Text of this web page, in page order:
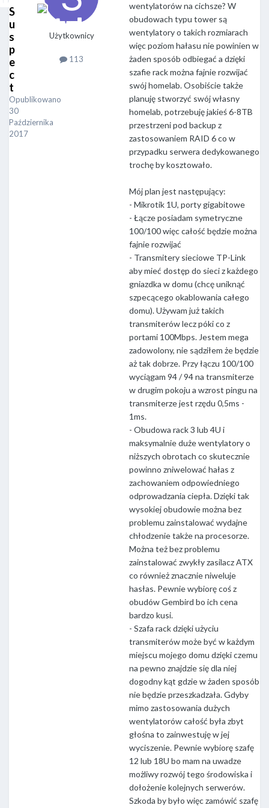
S
u
s
p
e
c
t
Opublikowano
30
Października
2017
Użytkownicy
113
wentylatorów na cichsze? W
obudowach typu tower są
wentylatory o takich rozmiarach
więc poziom hałasu nie powinien w
żaden sposób odbiegać a dzięki
szafie rack można fajnie rozwijać
swój homelab. Osobiście także
planuję stworzyć swój własny
homelab, potrzebuję jakieś 6-8TB
przestrzeni pod backup z
zastosowaniem RAID 6 co w
przypadku serwera dedykowanego
trochę by kosztowało.
Mój plan jest następujący:
- Mikrotik 1U, porty gigabitowe
- Łącze posiadam symetryczne
100/100 więc całość będzie można
fajnie rozwijać
- Transmitery sieciowe TP-Link
aby mieć dostęp do sieci z każdego
gniazdka w domu (chcę uniknąć
szpecącego okablowania całego
domu). Używam już takich
transmiterów lecz póki co z
portami 100Mbps. Jestem mega
zadowolony, nie sądziłem że będzie
aż tak dobrze. Przy łączu 100/100
wyciągam 94 / 94 na transmiterze
w drugim pokoju a wzrost pingu na
transmiterze jest rzędu 0,5ms -
1ms.
- Obudowa rack 3 lub 4U i
maksymalnie duże wentylatory o
niższych obrotach co skutecznie
powinno zniwelować hałas z
zachowaniem odpowiedniego
odprowadzania ciepła. Dzięki tak
wysokiej obudowie można bez
problemu zainstalować wydajne
chłodzenie także na procesorze.
Można też bez problemu
zainstalować zwykły zasilacz ATX
co również znacznie niweluje
hasłas. Pewnie wybiorę coś z
obudów Gembird bo ich cena
bardzo kusi.
- Szafa rack dzięki użyciu
transmiterów może być w każdym
miejscu mojego domu dzięki czemu
na pewno znajdzie się dla niej
dogodny kąt gdzie w żaden sposób
nie będzie przeszkadzała. Gdyby
mimo zastosowania dużych
wentylatorów całość była zbyt
głośna to zainwestuję w jej
wyciszenie. Pewnie wybiorę szafę
12 lub 18U bo mam na uwadze
możliwy rozwój tego środowiska i
dołożenie kolejnych serwerów.
Szkoda by było więc zamówić szafę